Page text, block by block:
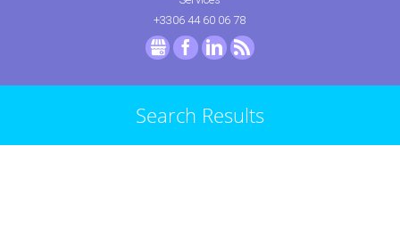
+3306 44 60 06 78
GMB FacebookLinkedIn
Search Results